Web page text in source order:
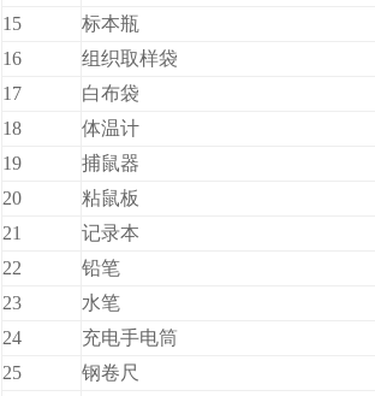
15
标本瓶
16
组织取样袋
17
白布袋
18
体温计
19
捕鼠器
20
粘鼠板
21
记录本
22
铅笔
23
水笔
24
充电手电筒
25
钢卷尺